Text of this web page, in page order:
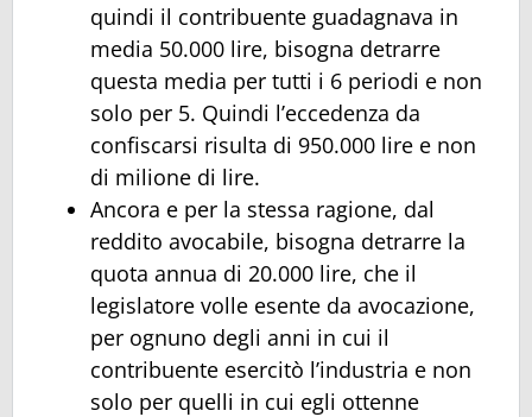
quindi il contribuente guadagnava in
media 50.000 lire, bisogna detrarre
questa media per tutti i 6 periodi e non
solo per 5. Quindi l’eccedenza da
confiscarsi risulta di 950.000 lire e non
di milione di lire.
Ancora e per la stessa ragione, dal
reddito avocabile, bisogna detrarre la
quota annua di 20.000 lire, che il
legislatore volle esente da avocazione,
per ognuno degli anni in cui il
contribuente esercitò l’industria e non
solo per quelli in cui egli ottenne